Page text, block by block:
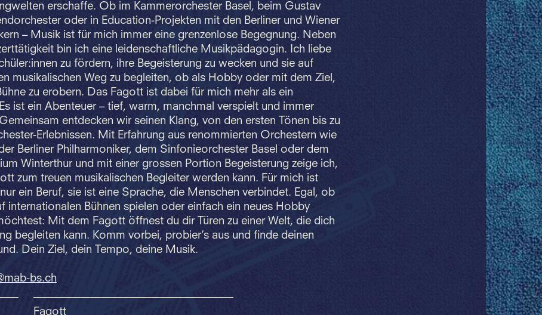
erschaffe. Ob im Kammerorchester Basel, beim Gustav
oder in Education-Projekten mit den Berliner und Wiener
– Musik ist für mich immer eine grenzenlose Begegnung. Neben
bin ich eine leidenschaftliche Musikpädagogin. Ich liebe
zu fördern, ihre Begeisterung zu wecken und sie auf
musikalischen Weg zu begleiten, ob als Hobby oder mit dem Ziel,
zu erobern. Das Fagott ist dabei für mich mehr als ein
ist ein Abenteuer – tief, warm, manchmal verspielt und immer
entdecken wir seinen Klang, von den ersten Tönen bis zu
Erlebnissen. Mit Erfahrung aus renommierten Orchestern wie
Berliner Philharmoniker, dem Sinfonieorchester Basel oder dem
Winterthur und mit einer grossen Portion Begeisterung zeige ich,
zum treuen musikalischen Begleiter werden kann. Für mich ist
ein Beruf, sie ist eine Sprache, die Menschen verbindet. Egal, ob
internationalen Bühnen spielen oder einfach ein neues Hobby
Mit dem Fagott öffnest du dir Türen zu einer Welt, die dich
begleiten kann. Komm vorbei, probier’s aus und finde deinen
Dein Ziel, dein Tempo, deine Musik.
bs.ch
Fagott